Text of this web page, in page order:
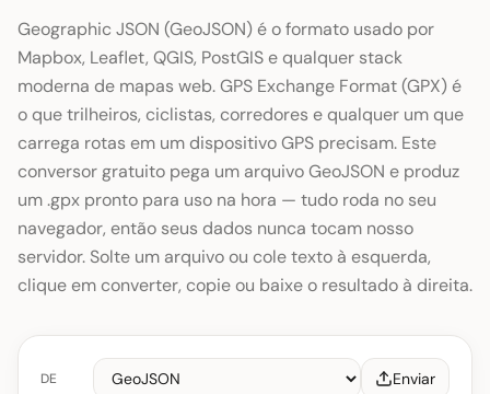
Geographic JSON (GeoJSON) é o formato usado por
Mapbox, Leaflet, QGIS, PostGIS e qualquer stack
moderna de mapas web. GPS Exchange Format (GPX) é
o que trilheiros, ciclistas, corredores e qualquer um que
carrega rotas em um dispositivo GPS precisam. Este
conversor gratuito pega um arquivo GeoJSON e produz
um .gpx pronto para uso na hora — tudo roda no seu
navegador, então seus dados nunca tocam nosso
servidor. Solte um arquivo ou cole texto à esquerda,
clique em converter, copie ou baixe o resultado à direita.
DE Enviar